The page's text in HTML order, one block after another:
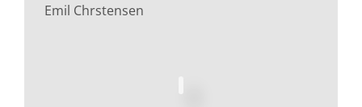
Emil Chrstensen